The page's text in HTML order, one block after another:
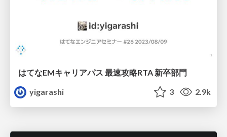
はてなEMキャリアパス 最速攻略RTA 新卒部門
yigarashi
3 2.9k